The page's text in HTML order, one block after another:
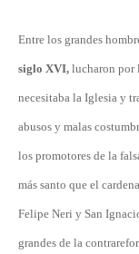
Entre los grandes
siglo XVI, lucharon por
necesitaba la Iglesia y
abusos y malas
los promotores de la
más santo que el
Felipe Neri y San
grandes de la